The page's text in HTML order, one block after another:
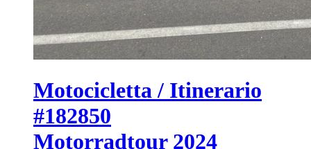
Motocicletta / Itinerario
#182850
Motorradtour 2024